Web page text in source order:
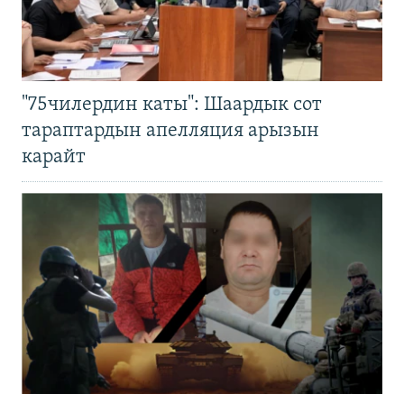
"75чилердин каты": Шаардык сот
тараптардын апелляция арызын
карайт